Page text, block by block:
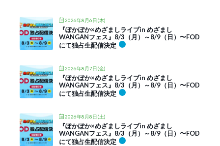
2026年8月6日(木)
『ぽかぽか×めざましライブin めざまし
WANGANフェス』8/3（月）～8/9（日）〜FOD
にて独占生配信決定
2026年8月7日(金)
『ぽかぽか×めざましライブin めざまし
WANGANフェス』8/3（月）～8/9（日）〜FOD
にて独占生配信決定
2026年8月8日(土)
『ぽかぽか×めざましライブin めざまし
WANGANフェス』8/3（月）～8/9（日）〜FOD
にて独占生配信決定